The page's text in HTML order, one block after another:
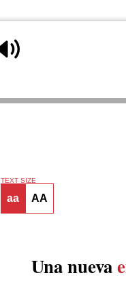
TEXT SIZE
aa AA
Una nueva